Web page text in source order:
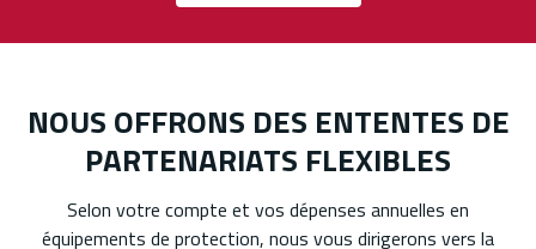
NOUS OFFRONS DES ENTENTES DE
PARTENARIATS FLEXIBLES
Selon votre compte et vos dépenses annuelles en
équipements de protection, nous vous dirigerons vers la